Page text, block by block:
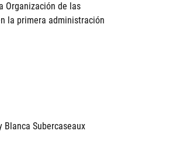
Organización de las
la primera administración
Subercaseaux